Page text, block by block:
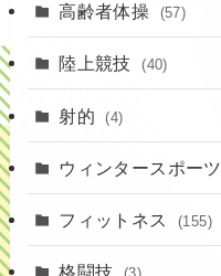
高齢者体操 (57)
陸上競技 (40)
(2)
射的 (4)
(4)
ウィンタースポーツ
(6)
フィットネス (155)
格闘技